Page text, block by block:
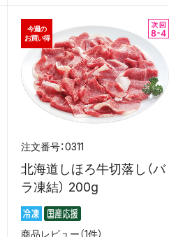
0311
北海道しほろ牛切落し（バ
ラ凍結） 200g
今週の
お買い得
商品レビュー（1件）